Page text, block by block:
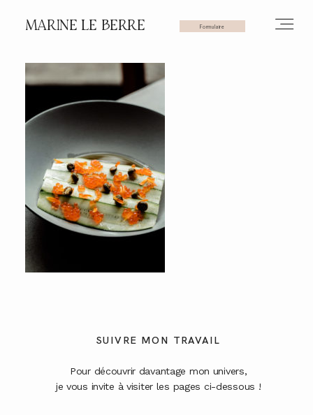
MARINE LE BERRE Formulaire
SUIVRE MON TRAVAIL
Pour découvrir davantage mon univers,
je vous invite à visiter les pages ci-dessous !
HOME
PHOTOS
VIDÉOS
CONTACT